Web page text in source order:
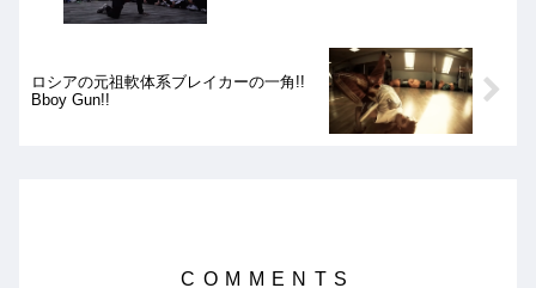
ロシアの元祖軟体系ブレイカーの一角!!
Bboy Gun!!